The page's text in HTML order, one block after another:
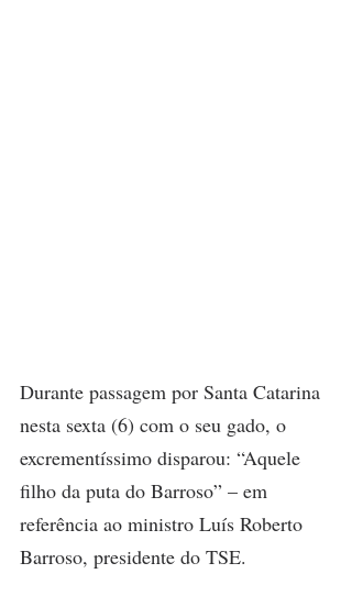
Durante passagem por Santa Catarina
nesta sexta (6) com o seu gado, o
excrementíssimo disparou: “Aquele
filho da puta do Barroso” – em
referência ao ministro Luís Roberto
Barroso, presidente do TSE.